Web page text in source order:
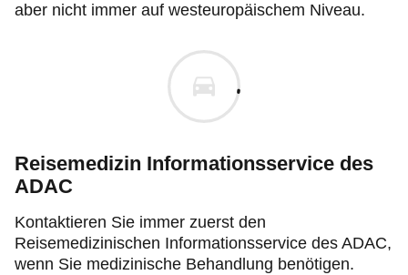
aber nicht immer auf westeuropäischem Niveau.
Reisemedizin Informationsservice des
ADAC
Kontaktieren Sie immer zuerst den
Reisemedizinischen Informationsservice des ADAC,
wenn Sie medizinische Behandlung benötigen.